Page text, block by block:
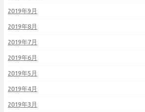
2019年9月
2019年8月
2019年7月
2019年6月
2019年5月
2019年4月
2019年3月